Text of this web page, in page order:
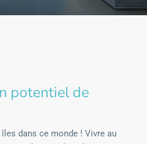
potentiel de
dans ce monde ! Vivre au